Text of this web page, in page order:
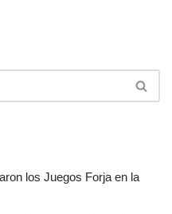
los Juegos Forja en la